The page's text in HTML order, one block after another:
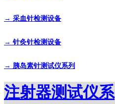
→ 采血针检测设备
→ 针灸针检测设备
→ 胰岛素针测试仪系列
注射器测试仪系